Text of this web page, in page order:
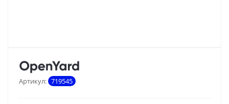
Артикул: 719545